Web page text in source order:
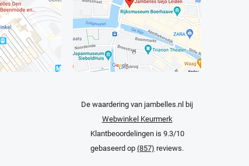
De waardering van jambelles.nl bij
Webwinkel Keurmerk
Klantbeoordelingenis 9.3/10
gebaseerd op (857) reviews.